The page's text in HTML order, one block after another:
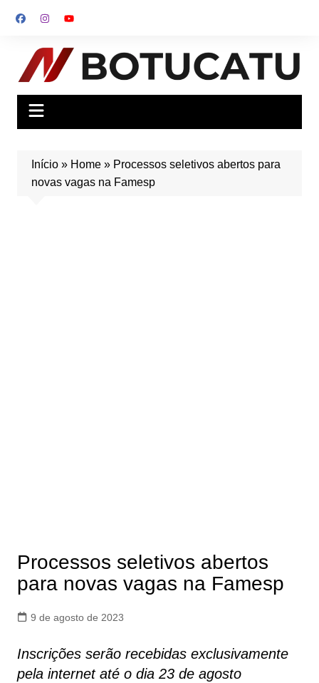
para
conteúdo
Início» Home» Processos seletivos abertos para
novas vagas na Famesp
Processos seletivos abertos
para novas vagas na Famesp
9 de agosto de 2023
Inscrições serão recebidas exclusivamente
pela internet até o dia 23 de agosto